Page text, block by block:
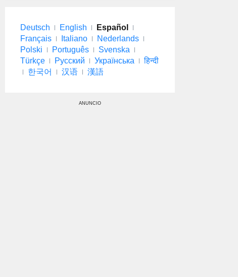
Deutsch English
Español
Français
Italiano
Nederlands
Polski
Português
Svenska
Türkçe
Русский Українська
हिन्दी
한국어
汉语 漢語
ANUNCIO